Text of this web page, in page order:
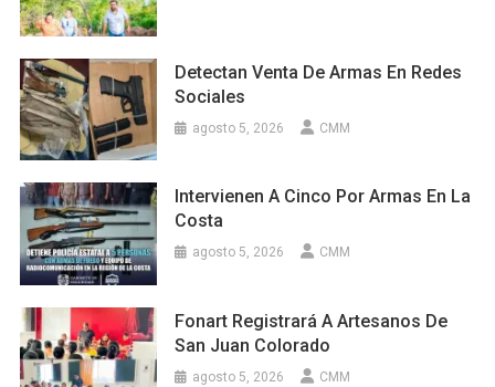
Detectan Venta De Armas En Redes
Sociales
agosto 5, 2026 CMM
Intervienen A Cinco Por Armas En La
Costa
agosto 5, 2026 CMM
Fonart Registrará A Artesanos De
San Juan Colorado
agosto 5, 2026 CMM